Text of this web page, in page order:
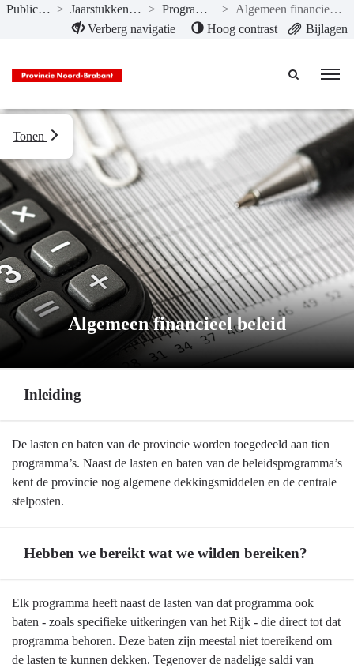
Naar hoofdinhoud
Publicaties > Jaarstukken 2024 > Programma’s >
Algemeen financieel beleid
Verberg navigatie
Hoog contrast Bijlagen
Algemeen financieel beleid
Tonen
Inleiding
Terug
naar
navigatie
beleid
De lasten en baten van de provincie worden toegedeeld aan tien
programma’s. Naast de lasten en baten van de beleidsprogramma’s
kent de provincie nog algemene dekkingsmiddelen en de centrale
stelposten.
Hebben we bereikt wat we wilden bereiken?
Terug
naar
navigatie
Elk programma heeft naast de lasten van dat programma ook
baten - zoals specifieke uitkeringen van het Rijk - die direct tot dat
programma behoren. Deze baten zijn meestal niet toereikend om
de lasten te kunnen dekken. Tegenover de nadelige saldi van